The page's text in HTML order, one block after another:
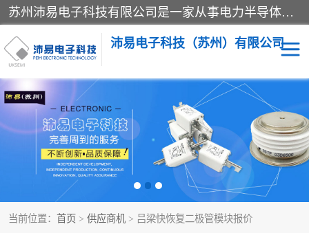
苏州沛易电子科技有限公司是一家从事电力半导体器件和电子元器件的专业代理及分销商，产品包括：IGBT模块、IPM模块、PIM模块、二极管、三极管、可控硅、整流桥、IGBT单管、IGBT电路驱动板、GTR达林顿模块、快恢复二极管、肖特基二极管、熔断器、IC集成电路、快速熔断器等。
沛易电子科技（苏州）有限公司
当前位置： 首页 > 供应商机 > 吕梁快恢复二极管模块报价
西门康 英飞凌
快恢复二极管 英飞凌IGBT模块
英飞凌可控硅模块 IXYS艾赛斯可控硅
SEMIKRON西门康IGBT SEMIKRON西门康可控硅